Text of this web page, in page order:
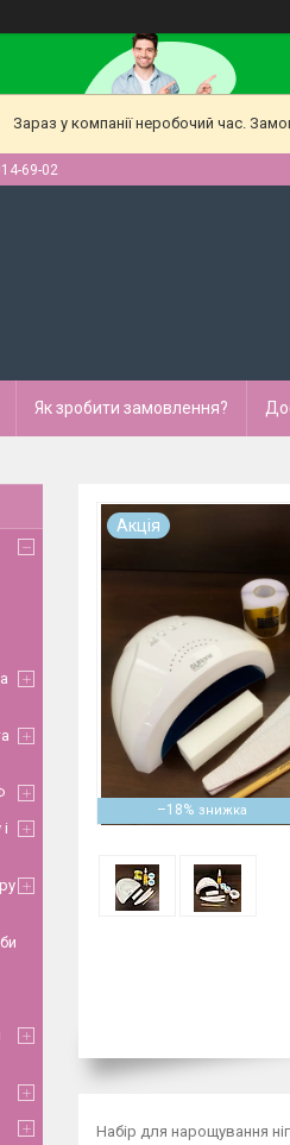
Зараз у компанії неробочий час.
69-02
Як зробити замовлення?
–18%
Акція
Набір для нарощування